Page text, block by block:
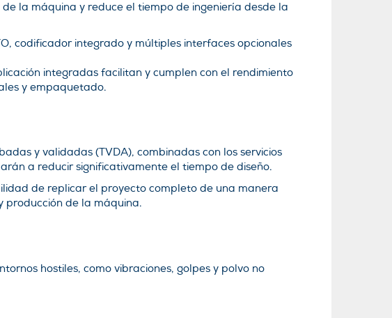
la máquina y reduce el tiempo de ingeniería desde la
codificador integrado y múltiples interfaces opcionales
integradas facilitan y cumplen con el rendimiento
y empaquetado.
y validadas (TVDA), combinadas con los servicios
a reducir significativamente el tiempo de diseño.
de replicar el proyecto completo de una manera
producción de la máquina.
hostiles, como vibraciones, golpes y polvo no